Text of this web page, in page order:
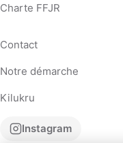
Charte FFJR
Contact
Notre démarche
Kilukru
Instagram